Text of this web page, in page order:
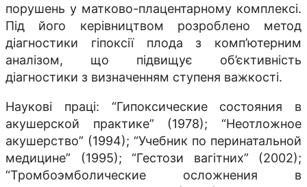
порушень у матково-плацентарному комплексі.
Під його керівництвом розроблено метод
діагностики гіпоксії плода з комп’ютерним
аналізом, що підвищує об’єктивність
діагностики з визначенням ступеня важкості.
Наукові праці: “Гипоксические состояния в
акушерской практике” (1978); “Неотложное
акушерство” (1994); “Учебник по перинатальной
медицине” (1995); “Гестози вагітних” (2002);
“Тромбоэмболические осложнения в